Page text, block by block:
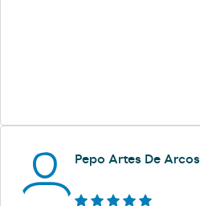
Pepo Artes De Arcos